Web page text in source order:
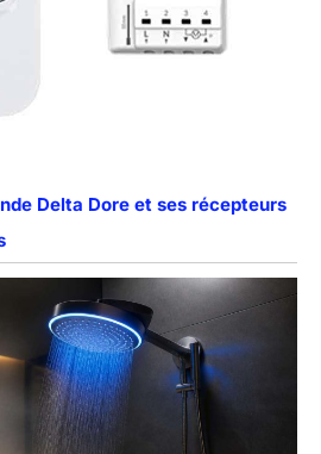
Delta Dore et ses récepteurs